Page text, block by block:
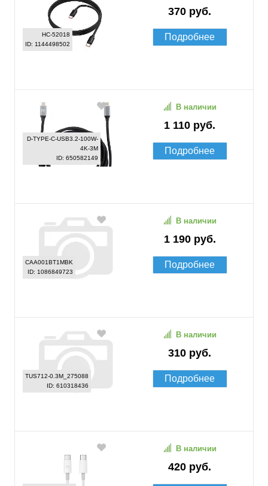
HC-52018
ID: 1144498502
370 руб.
Подробнее
D-TYPE-C-USB3.2-100W-
4K-3M
ID: 650582149
1 110 руб.
В наличии
Подробнее
CAA001BT1MBK
ID: 1086849723
1 190 руб.
В наличии
Подробнее
TUS712-0.3M_275088
ID: 610318436
310 руб.
В наличии
Подробнее
420 руб.
В наличии